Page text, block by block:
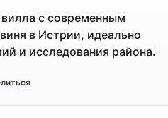
с современным
в Истрии, идеально
и исследования района.